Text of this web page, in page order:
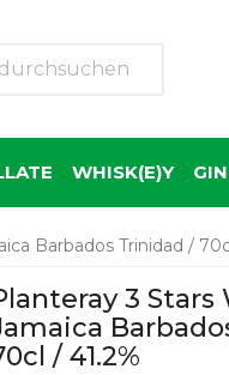
WHISK(E)Y GIN
Barbados Trinidad /
3
/ 41.2%